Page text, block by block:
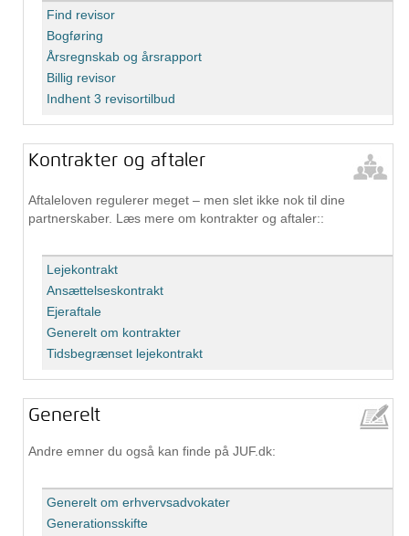
Find revisor
Bogføring
Årsregnskab og årsrapport
Billig revisor
Indhent 3 revisortilbud
Kontrakter og aftaler
Aftaleloven regulerer meget – men slet ikke nok til dine
partnerskaber. Læs mere om kontrakter og aftaler::
Lejekontrakt
Ansættelseskontrakt
Ejeraftale
Generelt om kontrakter
Tidsbegrænset lejekontrakt
Generelt
Andre emner du også kan finde på JUF.dk:
Generelt om erhvervsadvokater
Generationsskifte